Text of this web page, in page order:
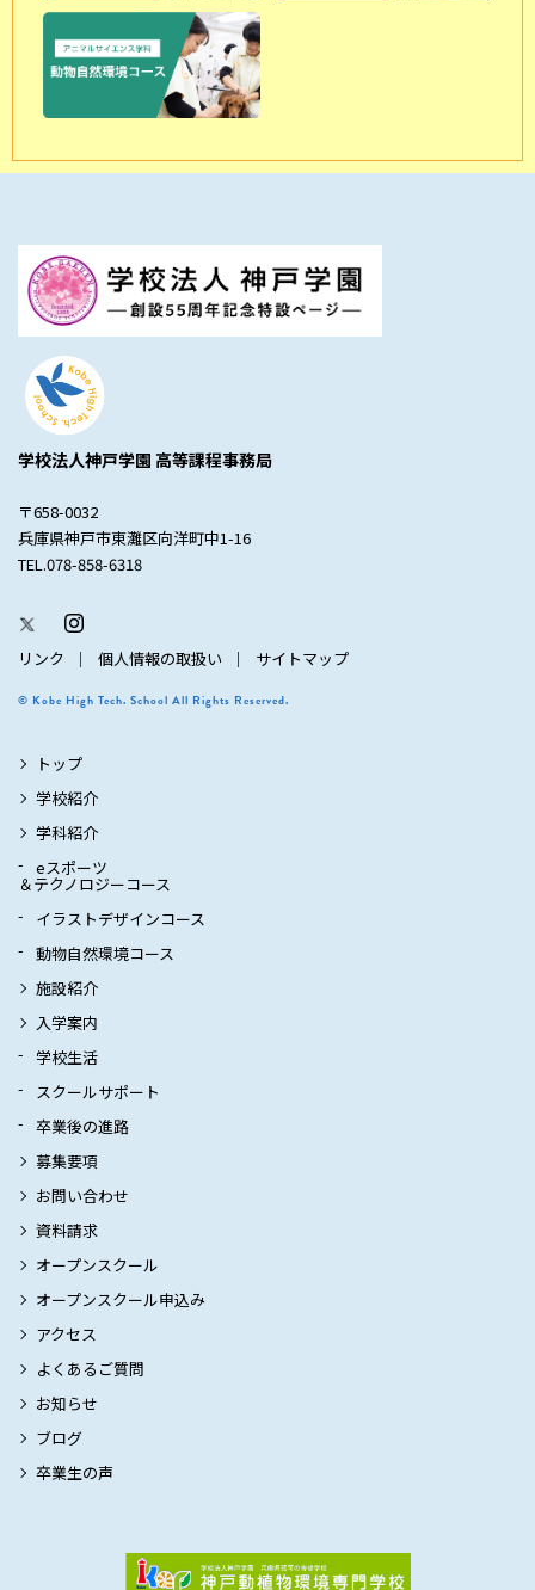
学校法人神戸学園 高等課程事務局
〒658-0032
兵庫県神戸市東灘区向洋町中1-16
TEL.078-858-6318
リンク 個人情報の取扱い サイトマップ
© Kobe High Tech. School All Rights Reserved.
トップ
学校紹介
学科紹介
eスポーツ
＆テクノロジーコース
イラストデザインコース
動物自然環境コース
施設紹介
入学案内
学校生活
スクールサポート
卒業後の進路
募集要項
お問い合わせ
資料請求
オープンスクール
オープンスクール申込み
アクセス
よくあるご質問
お知らせ
ブログ
卒業生の声